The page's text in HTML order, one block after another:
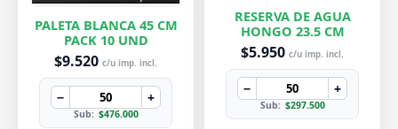
PALETA BLANCA 45 CM
PACK 10 UND
$9.520 c/u imp. incl.
− +
Sub: $476.000
RESERVA DE AGUA
HONGO 23.5 CM
$5.950 c/u imp. incl.
− +
Sub: $297.500